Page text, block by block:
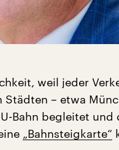
weil jeder
Städten – etwa
Bahn begleitet und
„Bahnsteigkarte“